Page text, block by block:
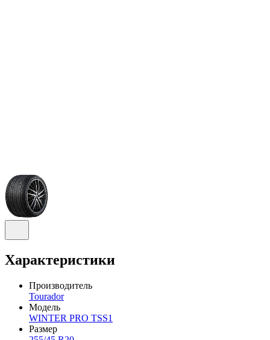
Характеристики
Производитель
Tourador
Модель
WINTER PRO TSS1
Размер